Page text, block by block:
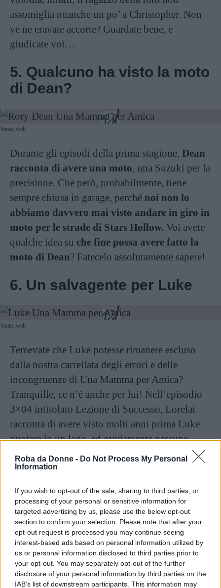
Roba da Donne - Do Not Process My Personal
Information
If you wish to opt-out of the sale, sharing to third parties, or
processing of your personal or sensitive information for
targeted advertising by us, please use the below opt-out
section to confirm your selection. Please note that after your
opt-out request is processed you may continue seeing
interest-based ads based on personal information utilized by
us or personal information disclosed to third parties prior to
your opt-out. You may separately opt-out of the further
disclosure of your personal information by third parties on the
IAB’s list of downstream participants. This information may
assomiglia neanche un po’ a Christopher. Non
ve ne eravate accorte? Guardate bene, e
giudicate voi…
5. Qualcuno ha visto la moto
di Dean?
fonte: web
Durante gli episodi della prima stagione, Dean
racconta di avere una moto, una Suzuki per la
precisione. Che però, probabilmente, tiene
sempre chiusa in garage, perché noi non lo
abbiamo davvero mai visto andare in giro in
moto per le strade di Stars Hollow. Voi avete
qualche idea su che fine possa avere fatto la
moto di Dean? Fatecelo assolutamente sapere!
6. Un salvagente per Luke
fonte: web
Temevate che Luke potesse rimanere escluso
dalla nostra carrellata degli errori e delle
incongruenze di Una Mamma per Amica?
Tranquille, ce n’è anche per lui! Nell’episodio
3×04 intitolato Lezione di Successo, Lorelai
racconta di avere visto molti anni prima Luke
nuotare in un lago, ed ovviamente nessuno
smentisce in alcun modo questo suo ricordo.
Eppure qualcosa non quadra: nella settima
l’insegnante di April, e la donna si offre di
dargli qualche lezione dal momento che l’uomo
riconosce candidamente di non avere mai
imparato a nuotare in vita sua.
7. Lo strano fascino dei baffi